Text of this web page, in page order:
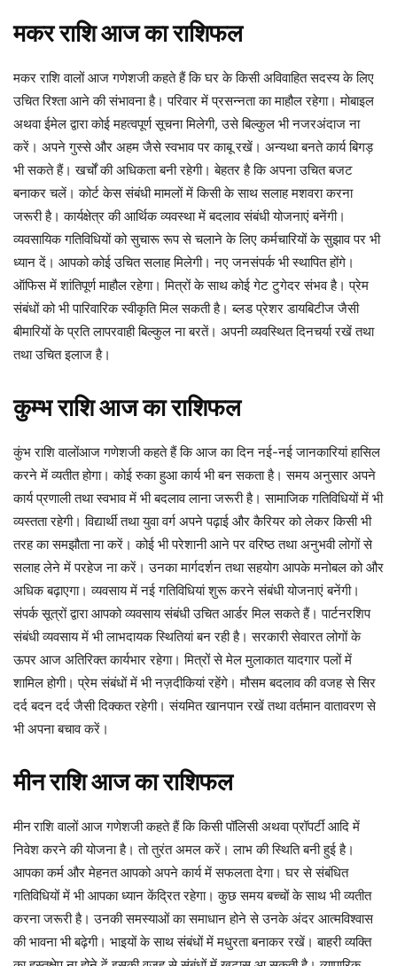
मकरराशिआजकाराशिफल
मकर राशि वालों आज गणेशजी कहते हैं कि घर के किसी अविवाहित सदस्य के लिए
उचित रिश्ता आने की संभावना है। परिवार में प्रसन्नता का माहौल रहेगा। मोबाइल
अथवा ईमेल द्वारा कोई महत्वपूर्ण सूचना मिलेगी, उसे बिल्कुल भी नजरअंदाज ना
करें। अपने गुस्से और अहम जैसे स्वभाव पर काबू रखें। अन्यथा बनते कार्य बिगड़
भी सकते हैं। खर्चों की अधिकता बनी रहेगी। बेहतर है कि अपना उचित बजट
बनाकर चलें। कोर्ट केस संबंधी मामलों में किसी के साथ सलाह मशवरा करना
जरूरी है। कार्यक्षेत्र की आर्थिक व्यवस्था में बदलाव संबंधी योजनाएं बनेंगी।
व्यवसायिक गतिविधियों को सुचारू रूप से चलाने के लिए कर्मचारियों के सुझाव पर भी
ध्यान दें। आपको कोई उचित सलाह मिलेगी। नए जनसंपर्क भी स्थापित होंगे।
ऑफिस में शांतिपूर्ण माहौल रहेगा। मित्रों के साथ कोई गेट टुगेदर संभव है। प्रेम
संबंधों को भी पारिवारिक स्वीकृति मिल सकती है। ब्लड प्रेशर डायबिटीज जैसी
बीमारियों के प्रति लापरवाही बिल्कुल ना बरतें। अपनी व्यवस्थित दिनचर्या रखें तथा
तथा उचित इलाज है।
कुम्भराशिआजकाराशिफल
कुंभ राशि वालोंआज गणेशजी कहते हैं कि आज का दिन नई-नई जानकारियां हासिल
करने में व्यतीत होगा। कोई रुका हुआ कार्य भी बन सकता है। समय अनुसार अपने
कार्य प्रणाली तथा स्वभाव में भी बदलाव लाना जरूरी है। सामाजिक गतिविधियों में भी
व्यस्तता रहेगी। विद्यार्थी तथा युवा वर्ग अपने पढ़ाई और कैरियर को लेकर किसी भी
तरह का समझौता ना करें। कोई भी परेशानी आने पर वरिष्ठ तथा अनुभवी लोगों से
सलाह लेने में परहेज ना करें। उनका मार्गदर्शन तथा सहयोग आपके मनोबल को और
अधिक बढ़ाएगा। व्यवसाय में नई गतिविधियां शुरू करने संबंधी योजनाएं बनेंगी।
संपर्क सूत्रों द्वारा आपको व्यवसाय संबंधी उचित आर्डर मिल सकते हैं। पार्टनरशिप
संबंधी व्यवसाय में भी लाभदायक स्थितियां बन रही है। सरकारी सेवारत लोगों के
ऊपर आज अतिरिक्त कार्यभार रहेगा। मित्रों से मेल मुलाकात यादगार पलों में
शामिल होगी। प्रेम संबंधों में भी नज़दीकियां रहेंगे। मौसम बदलाव की वजह से सिर
दर्द बदन दर्द जैसी दिक्कत रहेगी। संयमित खानपान रखें तथा वर्तमान वातावरण से
भी अपना बचाव करें।
मीनराशिआजकाराशिफल
मीनराशि वालों आज गणेशजी कहते हैं कि किसी पॉलिसी अथवा प्रॉपर्टी आदि में
निवेश करने की योजना है। तो तुरंत अमल करें। लाभ की स्थिति बनी हुई है।
आपका कर्म और मेहनत आपको अपने कार्य में सफलता देगा। घर से संबंधित
गतिविधियों में भी आपका ध्यान केंद्रित रहेगा। कुछ समय बच्चों के साथ भी व्यतीत
करना जरूरी है। उनकी समस्याओं का समाधान होने से उनके अंदर आत्मविश्वास
की भावना भी बढ़ेगी। भाइयों के साथ संबंधों में मधुरता बनाकर रखें। बाहरी व्यक्ति